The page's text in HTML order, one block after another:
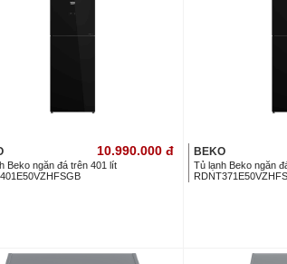
10.990.000 đ
Beko ngăn đá trên 401 lít
BEKO
Tủ lạnh Beko ngăn